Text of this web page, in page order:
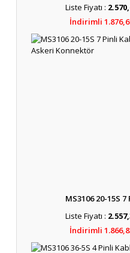
Liste Fiyatı :
İndirimli
MS3106 20-15S 7
Liste Fiyatı :
İndirimli